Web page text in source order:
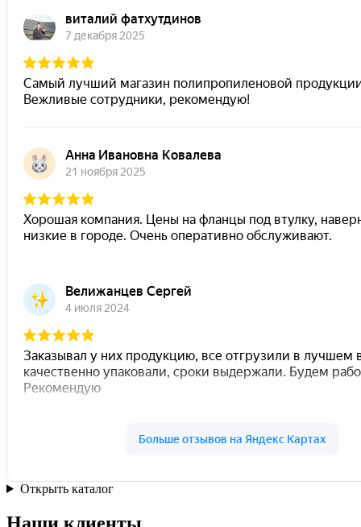
Открыть каталог
Наши клиенты